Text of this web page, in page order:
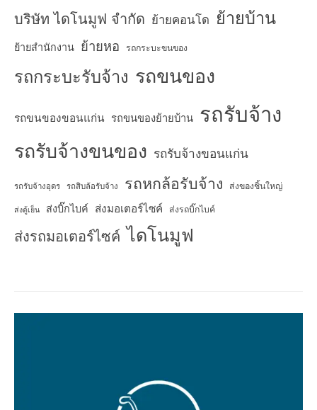
บริษัท ไดโนมูฟ จำกัด ย้ายคอนโด ย้ายบ้าน
ย้ายสำนักงาน ย้ายหอ รถกระบะขนของ
รถกระบะรับจ้าง รถขนของ
รถขนของขอนแก่น รถขนของย้ายบ้าน รถรับจ้าง
รถรับจ้างขนของ รถรับจ้างขอนแก่น
รถรับจ้างอุดร รถสิบล้อรับจ้าง รถหกล้อรับจ้าง ส่งของชิ้นใหญ่
ส่งตู้เย็น ส่งบิ๊กไบค์ ส่งมอเตอร์ไซค์ ส่งรถบิ๊กไบค์
ส่งรถมอเตอร์ไซค์ ไดโนมูฟ